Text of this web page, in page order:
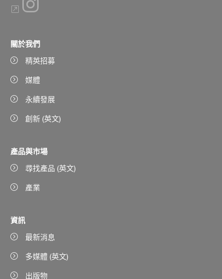
關於我們
精英招募
媒體
永續發展
創新 (英文)
產品與市場
尋找產品 (英文)
產業
資訊
最新消息
多媒體 (英文)
出版物